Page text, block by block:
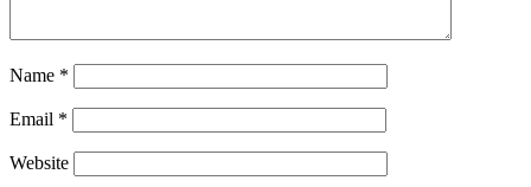
Name *
Email *
Website